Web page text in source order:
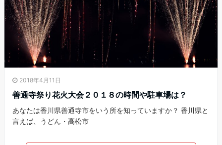
2018年4月11日
善通寺祭り花火大会２０１８の時間や駐車場は？
あなたは香川県善通寺市をいう所を知っていますか？ 香川県と
言えば、うどん・高松市